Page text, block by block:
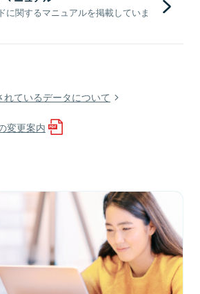
に関するマニュアルを掲載していま
ているデータについて
変更案内